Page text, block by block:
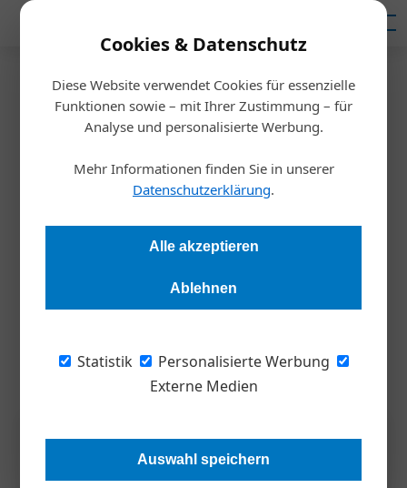
Cookies & Datenschutz
Diese Website verwendet Cookies für essenzielle
Funktionen sowie – mit Ihrer Zustimmung – für
Analyse und personalisierte Werbung.
Mehr Informationen finden Sie in unserer
Datenschutzerklärung.
Alle akzeptieren
Ablehnen
Statistik
Personalisierte Werbung
Externe Medien
Auswahl speichern
Startseite/Inspiration
Frauen empowern als weibliche
Führungskraft
Frauen sehen sich insbesondere in männerdominierten
Branchen und Berufen oft noch mit zahlreichen
erfordert auch eine gemeinsame Kraftanstrengung.